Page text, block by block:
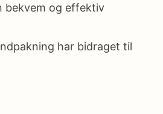
bekvem og effektiv
har bidraget til